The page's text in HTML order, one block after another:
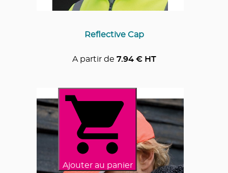
Reflective Cap
A partir de 7.94€ HT
Ajouter au panier